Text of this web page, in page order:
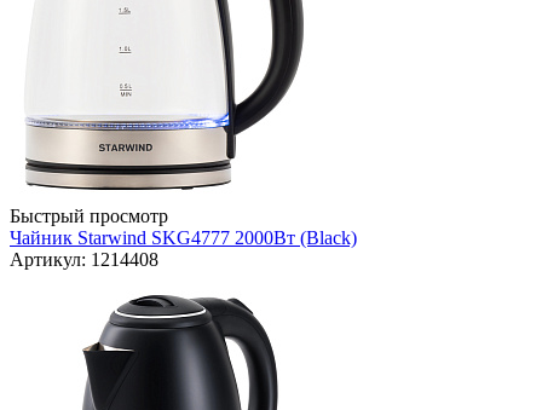
Быстрый просмотр
Чайник Starwind SKG4777 2000Вт (Black)
Артикул: 1214408